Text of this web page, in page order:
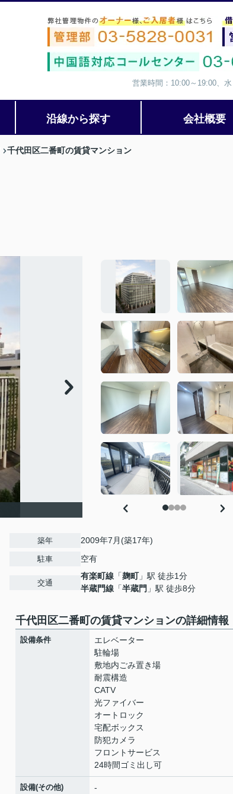
営業時間：10:00～19:00、
沿線から探す 会社概要
千代田区二番町の賃貸マンション
築年 2009年7月(築17年)
駐車 空有
交通
有楽町線 「麹町」駅 徒歩1分
半蔵門線 「半蔵門 」駅 徒歩8分
千代田区二番町の賃貸マンションの詳細情報
設備条件
エレベーター
駐輪場
敷地内ごみ置き場
耐震構造
CATV
光ファイバー
オートロック
宅配ボックス
防犯カメラ
フロントサービス
24時間ゴミ出し可
設備(その他) -